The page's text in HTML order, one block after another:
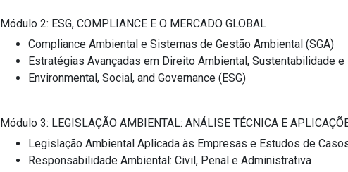
Módulo 2: ESG, COMPLIANCE E O MERCADO GLOBAL
Compliance Ambiental e Sistemas de Gestão Ambiental (SGA)
Estratégias Avançadas em Direito Ambiental, Sustentabilidade
Environmental, Social, and Governance (ESG)
Módulo 3: LEGISLAÇÃO AMBIENTAL: ANÁLISE TÉCNICA E
Legislação Ambiental Aplicada às Empresas e Estudos de
Responsabilidade Ambiental: Civil, Penal e Administrativa